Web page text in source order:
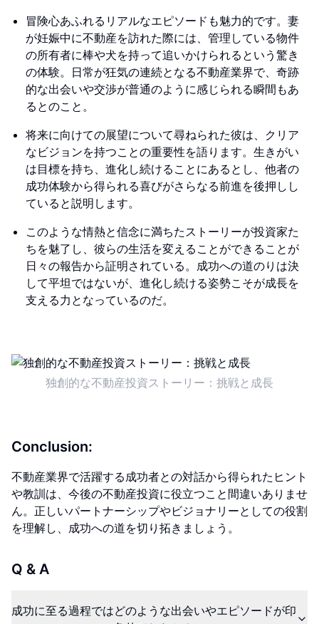
冒険心あふれるリアルなエピソードも魅力的です。妻
が妊娠中に不動産を訪れた際には、管理している物件
の所有者に棒や犬を持って追いかけられるという驚き
の体験。日常が狂気の連続となる不動産業界で、奇跡
的な出会いや交渉が普通のように感じられる瞬間もあ
るとのこと。
将来に向けての展望について尋ねられた彼は、クリア
なビジョンを持つことの重要性を語ります。生きがい
は目標を持ち、進化し続けることにあるとし、他者の
成功体験から得られる喜びがさらなる前進を後押しし
ていると説明します。
このような情熱と信念に満ちたストーリーが投資家た
ちを魅了し、彼らの生活を変えることができることが
日々の報告から証明されている。成功への道のりは決
して平坦ではないが、進化し続ける姿勢こそが成長を
支える力となっているのだ。
独創的な不動産投資ストーリー：挑戦と成長
Conclusion:
不動産業界で活躍する成功者との対話から得られたヒント
や教訓は、今後の不動産投資に役立つこと間違いありませ
ん。正しいパートナーシップやビジョナリーとしての役割
を理解し、成功への道を切り拓きましょう。
Q & A
成功に至る過程ではどのような出会いやエピソードが印